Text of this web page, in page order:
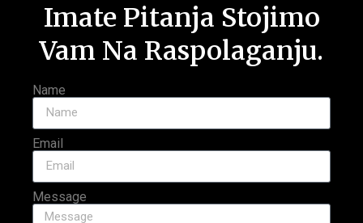
Imate Pitanja Stojimo
Vam Na Raspolaganju.
Name
Email
Message